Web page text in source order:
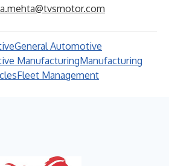
General Automotive
ManufacturingManufacturing
Fleet Management